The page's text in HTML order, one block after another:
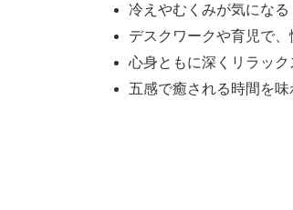
冷えやむくみが気になる
デスクワークや育児で
心身ともに深くリラック
五感で癒される時間を味